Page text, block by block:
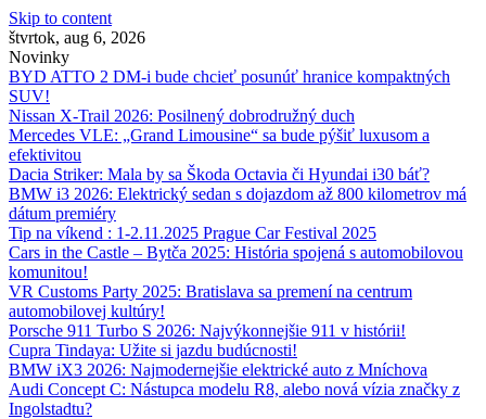
Skip to content
štvrtok, aug 6, 2026
Novinky
BYD ATTO 2 DM-i bude chcieť posunúť hranice kompaktných
SUV!
Nissan X‑Trail 2026: Posilnený dobrodružný duch
Mercedes VLE: „Grand Limousine“ sa bude pýšiť luxusom a
efektivitou
Dacia Striker: Mala by sa Škoda Octavia či Hyundai i30 báť?
BMW i3 2026: Elektrický sedan s dojazdom až 800 kilometrov má
dátum premiéry
Tip na víkend : 1-2.11.2025 Prague Car Festival 2025
Cars in the Castle – Bytča 2025: História spojená s automobilovou
komunitou!
VR Customs Party 2025: Bratislava sa premení na centrum
automobilovej kultúry!
Porsche 911 Turbo S 2026: Najvýkonnejšie 911 v histórii!
Cupra Tindaya: Užite si jazdu budúcnosti!
BMW iX3 2026: Najmodernejšie elektrické auto z Mníchova
Audi Concept C: Nástupca modelu R8, alebo nová vízia značky z
Ingolstadtu?